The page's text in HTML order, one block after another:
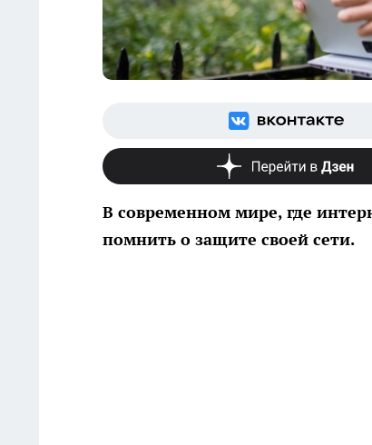
В современном мире, где
помнить о защите своей сети.